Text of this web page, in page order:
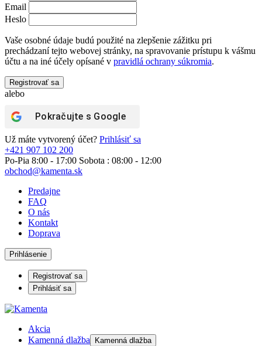
Email
Heslo
Vaše osobné údaje budú použité na zlepšenie zážitku pri
prechádzaní tejto webovej stránky, na spravovanie prístupu k vášmu
účtu a na iné účely opísané v pravidlá ochrany súkromia.
Registrovať sa
alebo
Pokračujte s Google
Už máte vytvorený účet? Prihlásiť sa
+421 907 102 200
Po-Pia 8:00 - 17:00 Sobota : 08:00 - 12:00
obchod@kamenta.sk
Predajne
FAQ
O nás
Kontakt
Doprava
Prihlásenie
Registrovať sa
Prihlásiť sa
Akcia
Kamenná dlažba
Kamenná dlažba